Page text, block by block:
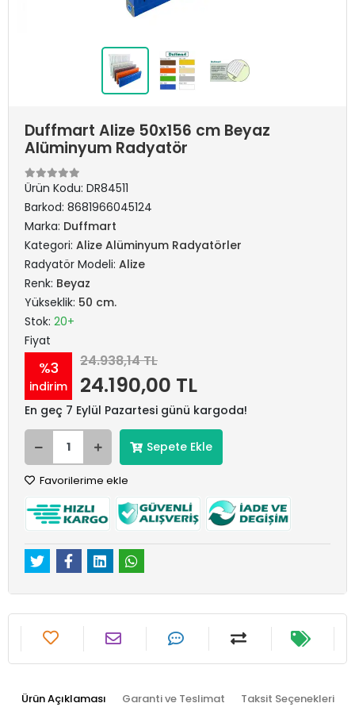
Duffmart Alize 50x156 cm Beyaz
Alüminyum Radyatör
Ürün Kodu: DR84511
Barkod: 8681966045124
Marka: Duffmart
Kategori: Alize Alüminyum Radyatörler
Radyatör Modeli: Alize
Renk: Beyaz
Yükseklik: 50 cm.
Stok: 20+
Fiyat
%3
indirim
24.938,14 TL
24.190,00 TL
En geç 7 Eylül Pazartesi günü kargoda!
Sepete Ekle
Favorilerime ekle
Ürün Açıklaması Garanti ve Teslimat Taksit Seçenekleri